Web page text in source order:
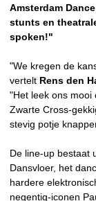
Amsterdam
stunts en
spoken!"
"We kregen de
vertelt Rens den
"Het leek ons mooi
Zwarte Cross-
stevig potje
De line-up bestaat
Dansvloer, het
hardere
negentig-iconen